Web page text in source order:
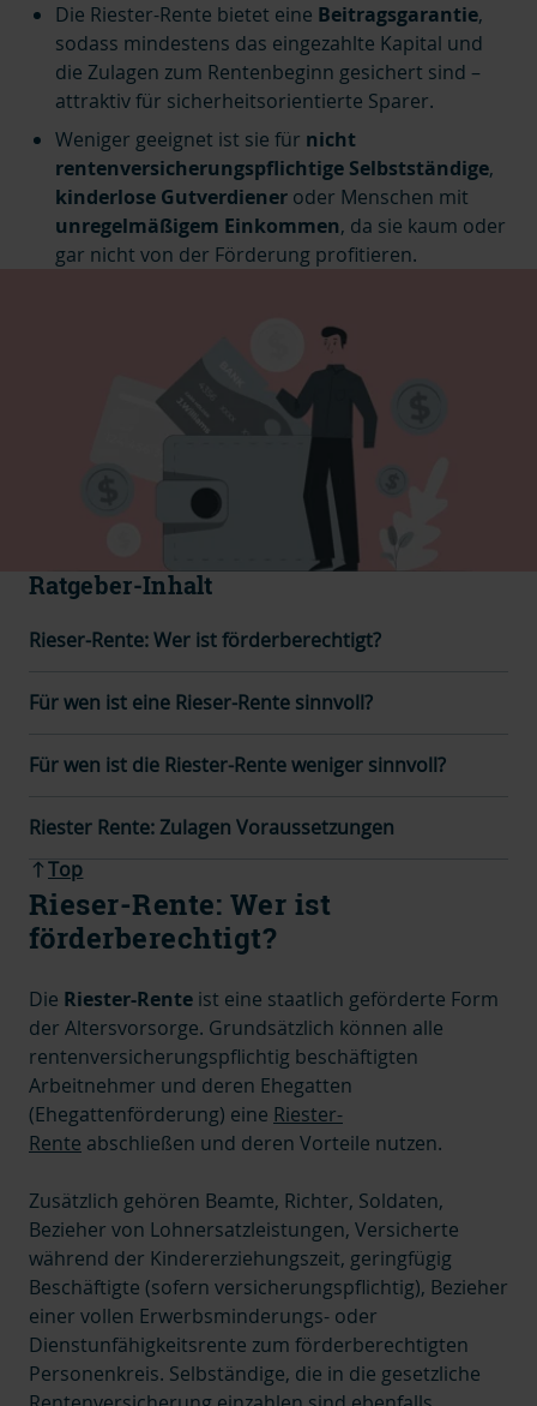
Die Riester-Rente bietet eine Beitragsgarantie,
sodass mindestens das eingezahlte Kapital und
die Zulagen zum Rentenbeginn gesichert sind –
attraktiv für sicherheitsorientierte Sparer.
Weniger geeignet ist sie für nicht
rentenversicherungspflichtige Selbstständige,
kinderlose Gutverdiener oder Menschen mit
unregelmäßigem Einkommen, da sie kaum oder
gar nicht von der Förderung profitieren.
Ratgeber-Inhalt
Rieser-Rente: Wer ist förderberechtigt?
Für wen ist eine Rieser-Rente sinnvoll?
Für wen ist die Riester-Rente weniger sinnvoll?
Riester Rente: Zulagen Voraussetzungen
Top
Rieser-Rente: Wer ist
förderberechtigt?
Die Riester-Rente ist eine staatlich geförderte Form
der Altersvorsorge. Grundsätzlich können alle
rentenversicherungspflichtig beschäftigten
Arbeitnehmer und deren Ehegatten
(Ehegattenförderung) eine Riester-
Rente abschließen und deren Vorteile nutzen.
Zusätzlich gehören Beamte, Richter, Soldaten,
Bezieher von Lohnersatzleistungen, Versicherte
während der Kindererziehungszeit, geringfügig
Beschäftigte (sofern versicherungspflichtig), Bezieher
einer vollen Erwerbsminderungs- oder
Dienstunfähigkeitsrente zum förderberechtigten
Personenkreis. Selbständige, die in die gesetzliche